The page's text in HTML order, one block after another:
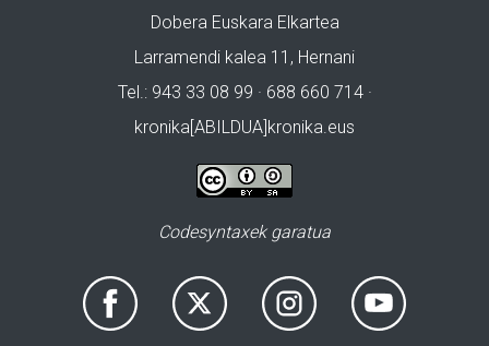
Dobera Euskara Elkartea
Larramendi kalea 11, Hernani
Tel.: 943 33 08 99 · 688 660 714 ·
kronika[ABILDUA]kronika.eus
Codesyntaxek garatua